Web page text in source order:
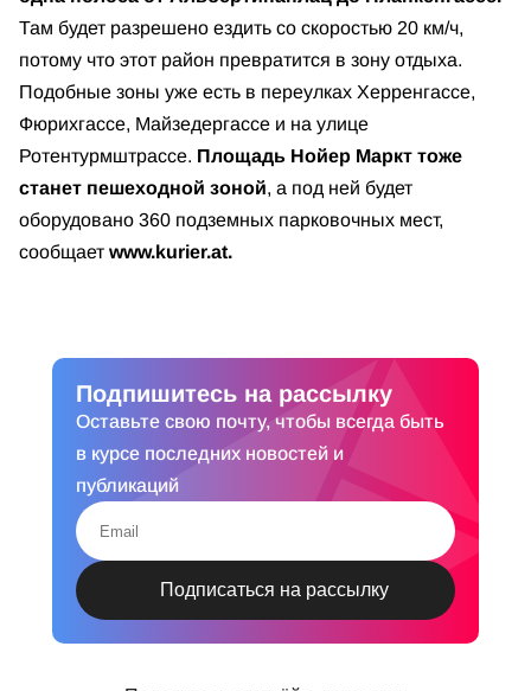
Там будет разрешено ездить со скоростью 20 км/ч,
потому что этот район превратится в зону отдыха.
Подобные зоны уже есть в переулках Херренгассе,
Фюрихгассе, Майзедергассе и на улице
Ротентурмштрассе. Площадь Нойер Маркт тоже
станет пешеходной зоной, а под ней будет
оборудовано 360 подземных парковочных мест,
сообщает www.kurier.at.
Подпишитесь на рассылку
Оставьте свою почту, чтобы всегда быть
в курсе последних новостей и
публикаций